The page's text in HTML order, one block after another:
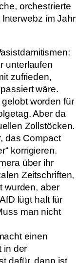
orchestrierte
im Jahr
unterlaufen
zufrieden,
wäre.
worden für
Aber da
Zollstöcken.
das Compact
korrigieren.
über ihr
Zeitschriften,
wurden, aber
lügt halt für
man nicht
einen
in der
dafür, dann ist